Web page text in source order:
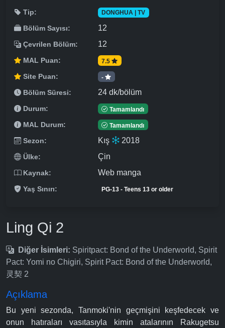
Tip: DONGHUA | TV
Bölüm Sayısı: 12
Çevrilen Bölüm: 12
MAL Puan: 7.5
Site Puan: -
Bölüm Süresi: 24 dk/bölüm
Durum: Tamamlandı
MAL Durum: Tamamlandı
Sezon: Kış 2018
Ülke: Çin
Kaynak: Web manga
Yaş Sınırı: PG-13 - Teens 13 or older
Ling Qi 2
Diğer İsimleri: Spiritpact: Bond of the Underworld, Spirit
Pact: Yomi no Chigiri, Spirit Pact: Bond of the Underworld,
灵契 2
Açıklama
Bu yeni sezonda, Tanmoki'nin geçmişini keşfedecek ve
onun hatıraları vasıtasıyla kimin atalarının Rakugetsu